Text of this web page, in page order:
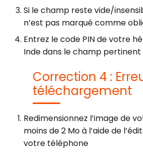
Si le champ reste vide/
n’est pas marqué comme
Entrez le code PIN de votre
Inde dans le champ pertinent
Correction 4 :
téléchargement
Redimensionnez l’image de
moins de 2 Mo à l’aide de
votre téléphone